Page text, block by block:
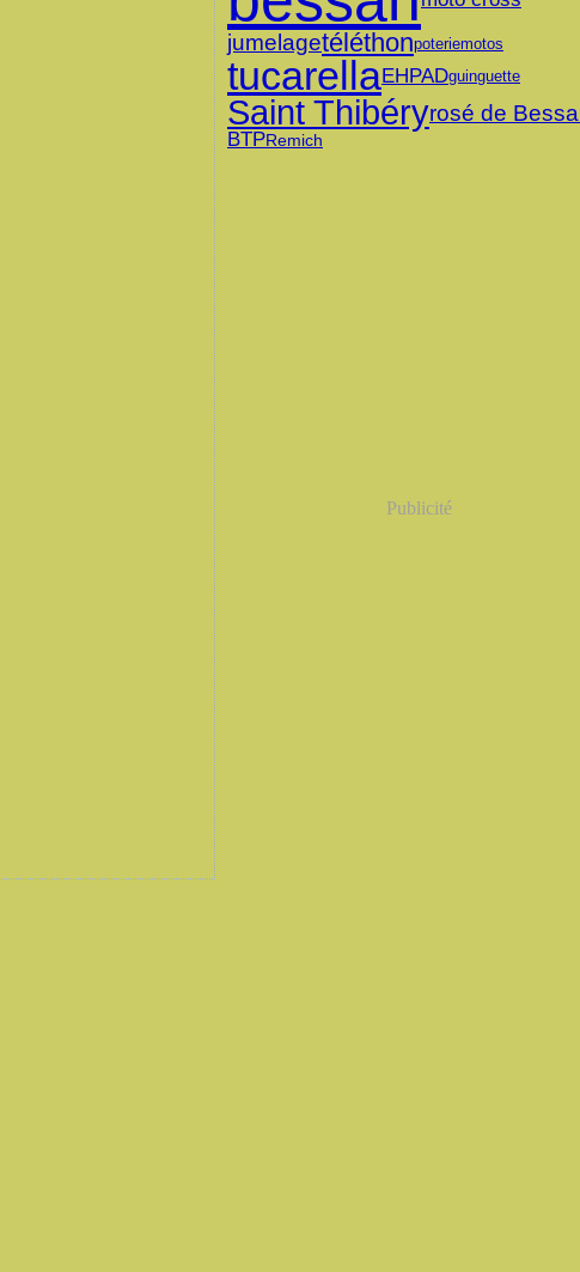
jumelagetéléthonpoteriemotos
tucarellaEHPADguinguette
Saint Thibéryrosé de
BTPRemich
Publicité